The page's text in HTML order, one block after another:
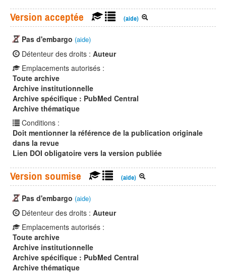
Version acceptée (aide)
Pas d'embargo (aide)
Détenteur des droits : Auteur
Emplacements autorisés :
Toute archive
Archive institutionnelle
Archive spécifique : PubMed Central
Archive thématique
Conditions :
Doit mentionner la référence de la publication originale
dans la revue
Lien DOI obligatoire vers la version publiée
Version soumise (aide)
Pas d'embargo (aide)
Détenteur des droits : Auteur
Emplacements autorisés :
Toute archive
Archive institutionnelle
Archive spécifique : PubMed Central
Archive thématique